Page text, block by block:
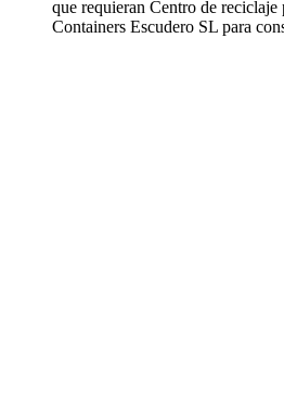
que requieran Centro de
Containers Escudero SL para